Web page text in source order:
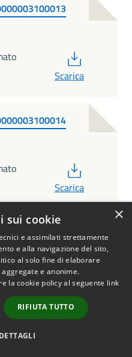
Scarica
Scarica
PDF
Scarica
×
sui cookie
e assimilati strettamente
e alla navigazione del sito,
al solo fine di elaborare
e anonime.
la cookie policy al seguente link
RIFIUTA TUTTO